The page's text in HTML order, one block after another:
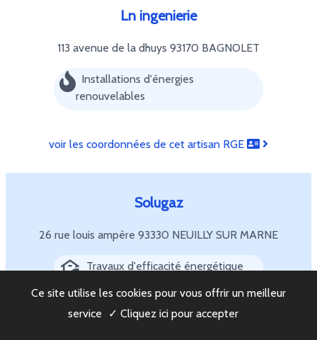
Ln ingenierie
113 avenue de la dhuys 93170 BAGNOLET
Installations d'énergies
renouvelables
voir les coordonnées de cet artisan RGE
Solugaz
26 rue louis ampère 93330 NEUILLY SUR MARNE
Travaux d'efficacité énergétique
Installations d'énergies
renouvelables
Ce site utilise les cookies pour vous offrir un meilleur
service
✓ Cliquez ici pour accepter